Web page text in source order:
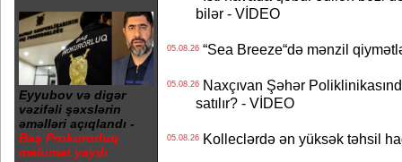
Eyyubov və digər
vəzifəli şəxslərin
əməlləri açıqlandı -
Baş Prokurorluq
məlumat yaydı
bilər - VİDEO
05.08.26“Sea Breeze“də mənzil
05.08.26Naxçıvan Şəhər
satılır? - VİDEO
05.08.26Kolleclərdə ən yüksək təhsil